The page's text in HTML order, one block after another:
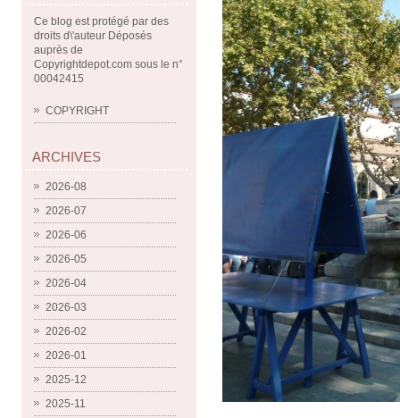
Ce blog est protégé par des
droits d\'auteur Déposés
auprès de
Copyrightdepot.com sous le n°
00042415
COPYRIGHT
ARCHIVES
2026-08
2026-07
2026-06
2026-05
2026-04
2026-03
2026-02
2026-01
2025-12
2025-11